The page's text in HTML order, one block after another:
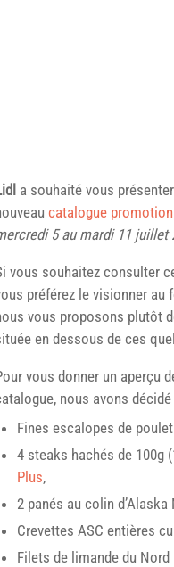
a souhaité vous
catalogue
5 au mardi 11 juillet
vous souhaitez consulter
préférez le visionner au
vous proposons plutôt
en dessous de ces
vous donner un aperçu
nous avons
Fines escalopes de
4 steaks hachés de 100g
Plus,
2 panés au colin d’Alaska
Crevettes ASC entières
Filets de limande du Nord